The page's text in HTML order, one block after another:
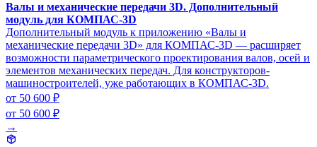
Валы и механические передачи 3D. Дополнительный
модуль для КОМПАС-3D
Дополнительный модуль к приложению «Валы и
механические передачи 3D» для КОМПАС-3D — расширяет
возможности параметрического проектирования валов, осей и
элементов механических передач. Для конструкторов-
машиностроителей, уже работающих в КОМПАС-3D.
от 50 600 ₽
от 50 600 ₽
→